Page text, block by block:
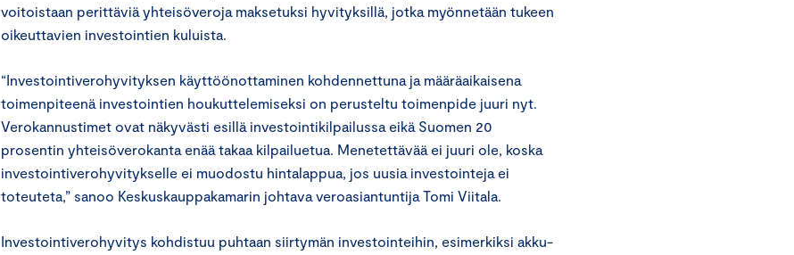
voitoistaan perittäviä yhteisöveroja maksetuksi hyvityksillä, jotka myönnetään tukeen
oikeuttavien investointien kuluista.
“Investointiverohyvityksen käyttöönottaminen kohdennettuna ja määräaikaisena
toimenpiteenä investointien houkuttelemiseksi on perusteltu toimenpide juuri nyt.
Verokannustimet ovat näkyvästi esillä investointikilpailussa eikä Suomen 20
prosentin yhteisöverokanta enää takaa kilpailuetua. Menetettävää ei juuri ole, koska
investointiverohyvitykselle ei muodostu hintalappua, jos uusia investointeja ei
toteuteta,” sanoo Keskuskauppakamarin johtava veroasiantuntija Tomi Viitala.
Investointiverohyvitys kohdistuu puhtaan siirtymän investointeihin, esimerkiksi akku-